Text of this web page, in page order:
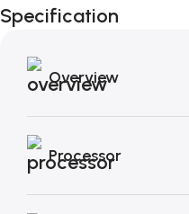
Specification
Overview
Processor